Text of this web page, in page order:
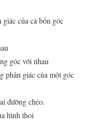
của cả bốn góc
góc với nhau
phân giác của một góc
đường chéo.
hình thoi